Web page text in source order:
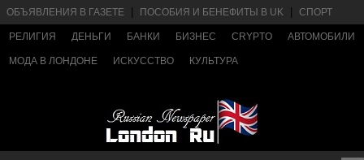
ОБЪЯВЛЕНИЯ В ГАЗЕТЕ ПОСОБИЯ И БЕНЕФИТЫ В UK СПОРТ
РЕЛИГИЯ ДЕНЬГИ БАНКИ БИЗНЕС CRYPTO АВТОМОБИЛИ
МОДА В ЛОНДОНЕ ИСКУССТВО КУЛЬТУРА